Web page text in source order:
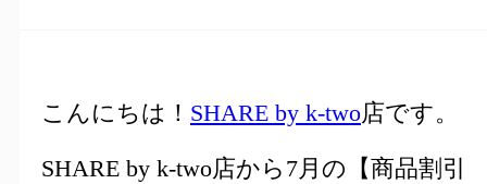
こんにちは！ SHARE by k-two店です。
SHARE by k-two店から7月の【商品割引